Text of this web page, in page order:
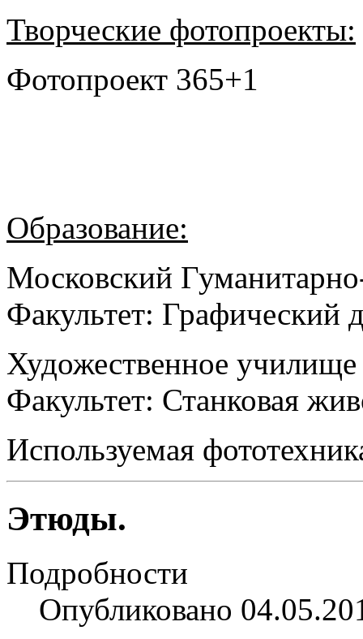
Творческие фотопроекты:
Фотопроект 365+1
Образование:
Московский
Факультет: Графический
Художественное училище
Факультет: Станковая
Используемая
Этюды.
Подробности
Опубликовано